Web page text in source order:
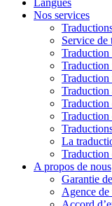
Langues
Nos services
Service de
Traduction
Traduction
Traduction
Traduction
Traduction
La
Traduction
A propos de nous
Garantie
Agence